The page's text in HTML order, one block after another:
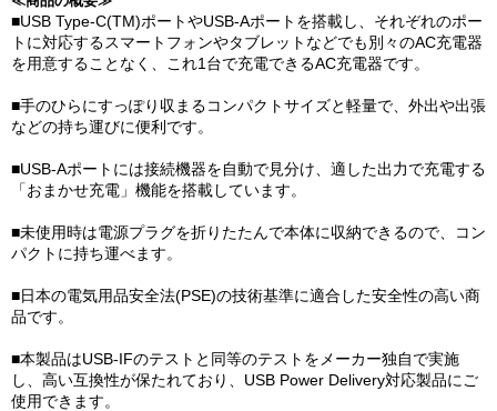
■USB Type-C(TM)ポートやUSB-Aポートを搭載し、それぞれのポー
トに対応するスマートフォンやタブレットなどでも別々のAC充電器
を用意することなく、これ1台で充電できるAC充電器です。
■手のひらにすっぽり収まるコンパクトサイズと軽量で、外出や出張
などの持ち運びに便利です。
■USB-Aポートには接続機器を自動で見分け、適した出力で充電する
「おまかせ充電」機能を搭載しています。
■未使用時は電源プラグを折りたたんで本体に収納できるので、コン
パクトに持ち運べます。
■日本の電気用品安全法(PSE)の技術基準に適合した安全性の高い商
品です。
■本製品はUSB-IFのテストと同等のテストをメーカー独自で実施
し、高い互換性が保たれており、USB Power Delivery対応製品にご
使用できます。